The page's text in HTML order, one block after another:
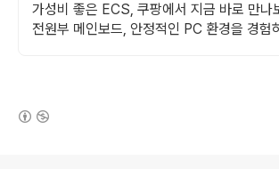
가성비 좋은 ECS, 쿠팡에서 지금 바로 만나
전원부 메인보드, 안정적인 PC 환경을 경험